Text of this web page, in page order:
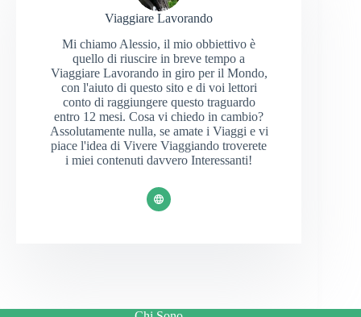
Viaggiare Lavorando
Mi chiamo Alessio, il mio obbiettivo è
quello di riuscire in breve tempo a
Viaggiare Lavorando in giro per il Mondo,
con l'aiuto di questo sito e di voi lettori
conto di raggiungere questo traguardo
entro 12 mesi. Cosa vi chiedo in cambio?
Assolutamente nulla, se amate i Viaggi e vi
piace l'idea di Vivere Viaggiando troverete
i miei contenuti davvero Interessanti!